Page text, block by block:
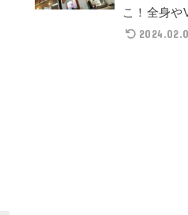
こ！全身や